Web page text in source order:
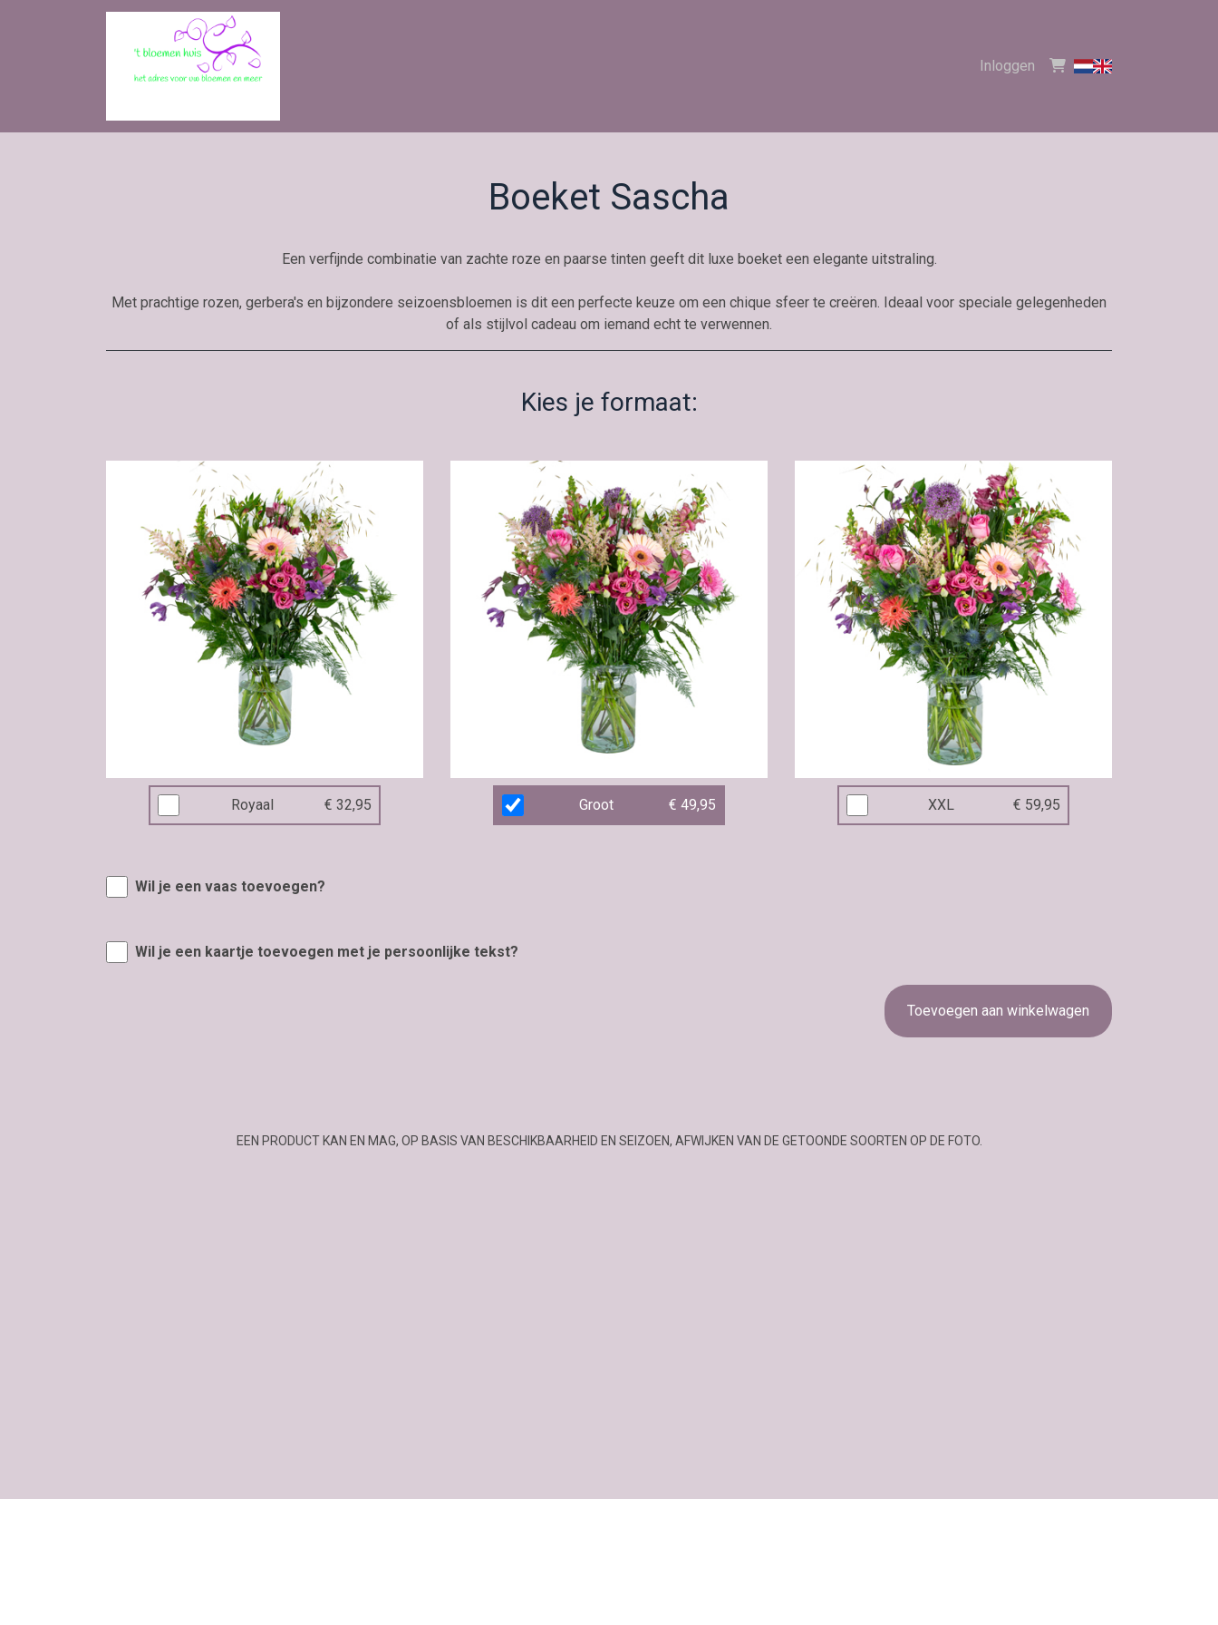
Inloggen
Boeket Sascha
Een verfijnde combinatie van zachte roze en paarse tinten geeft dit luxe boeket een elegante uitstraling.
Met prachtige rozen, gerbera's en bijzondere seizoensbloemen is dit een perfecte keuze om een chique sfeer te creëren. Ideaal voor speciale gelegenheden
of als stijlvol cadeau om iemand echt te verwennen.
Kies je formaat:
Royaal € 32,95 Groot € 49,95 XXL € 59,95
Wil je een vaas toevoegen?
Wil je een kaartje toevoegen met je persoonlijke tekst?
Toevoegen aan winkelwagen
EEN PRODUCT KAN EN MAG, OP BASIS VAN BESCHIKBAARHEID EN SEIZOEN, AFWIJKEN VAN DE GETOONDE SOORTEN OP DE FOTO.